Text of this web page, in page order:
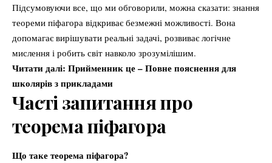
Підсумовуючи все, що ми обговорили, можна сказати: знання
теореми піфагора відкриває безмежні можливості. Вона
допомагає вирішувати реальні задачі, розвиває логічне
мислення і робить світ навколо зрозумілішим.
Читати далі: Прийменник це – Повне пояснення для
школярів з прикладами
Часті запитанняпро
теорема піфагора
Що таке теорема піфагора?